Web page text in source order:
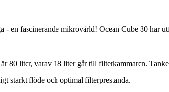
en fascinerande mikrovärld! Ocean Cube 80 har
80 liter, varav 18 liter går till filterkammaren.
starkt flöde och optimal filterprestanda.